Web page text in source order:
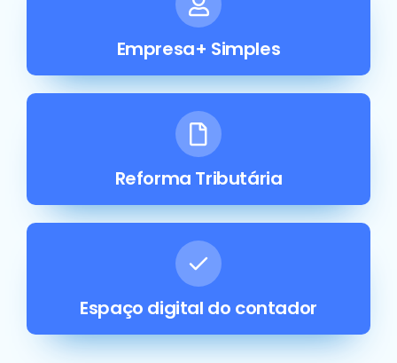
Empresa+ Simples
Reforma Tributária
Espaço digital do contador